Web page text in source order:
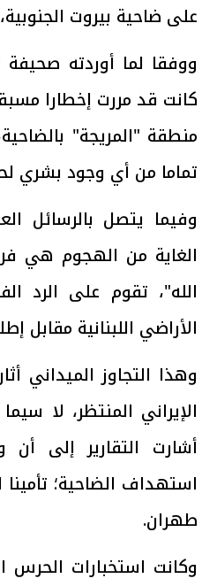
على ضاحية بيروت
ووفقا لما أوردته
كانت قد مررت إخطارا
منطقة "المريجة"
تماما من أي وجود بشري
وفيما يتصل بالرسائل
الغاية من الهجوم هي
الله"، تقوم على
الأراضي اللبنانية مقابل
وهذا التجاوز الميداني
الإيراني المنتظر، لا
أشارت التقارير إلى
استهداف الضاحية؛ تأمينا
طهران.
وكانت استخبارات